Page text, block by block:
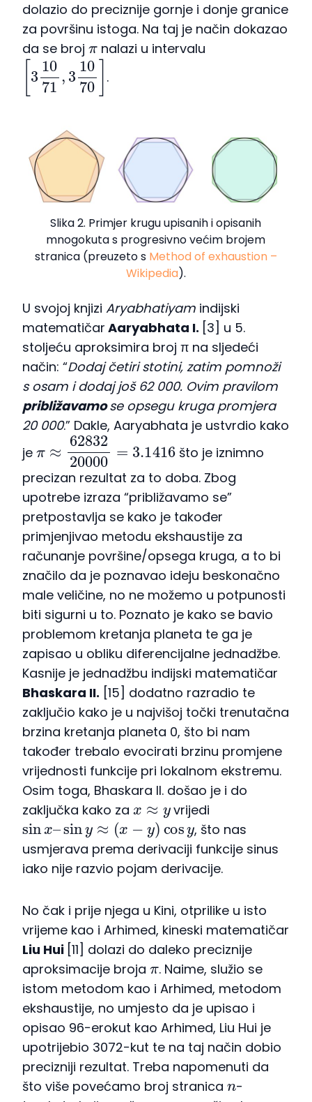
dolazio do preciznije gornje i donje granice
za površinu istoga. Na taj je način dokazao
da se broj
π
nalazi u intervalu
[3 1071 3 1070
.
Slika 2. Primjer krugu upisanih i opisanih
mnogokuta s progresivno većim brojem
stranica (preuzeto s Method of exhaustion –
Wikipedia).
U svojoj knjizi Aryabhatiyam indijski
matematičar Aaryabhata I. [3] u 5.
stoljeću aproksimira broj π na sljedeći
način: “Dodaj četiri stotini, zatim pomnoži
s osam i dodaj još 62 000. Ovim pravilom
približavamose opsegu kruga promjera
20 000.” Dakle, Aaryabhata je ustvrdio kako
je
6283220000 = 3.1416
što je iznimno
precizan rezultat za to doba. Zbog
upotrebe izraza “približavamo se”
pretpostavlja se kako je također
primjenjivao metodu ekshaustije za
računanje površine/opsega kruga, a to bi
značilo da je poznavao ideju beskonačno
male veličine, no ne možemo u potpunosti
biti sigurni u to. Poznato je kako se bavio
problemom kretanja planeta te ga je
zapisao u obliku diferencijalne jednadžbe.
Kasnije je jednadžbu indijski matematičar
Bhaskara II. [15] dodatno razradio te
zaključio kako je u najvišoj točki trenutačna
brzina kretanja planeta 0, što bi nam
također trebalo evocirati brzinu promjene
vrijednosti funkcije pri lokalnom ekstremu.
Osim toga, Bhaskara II. došao je i do
zaključka kako za
x≈y
vrijedi
sinx–siny≈(x−y)cosy
, što nas
usmjerava prema derivaciji funkcije sinus
iako nije razvio pojam derivacije.
No čak i prije njega u Kini, otprilike u isto
vrijeme kao i Arhimed, kineski matematičar
Liu Hui [11] dolazi do daleko preciznije
aproksimacije broja
π
. Naime, služio se
istom metodom kao i Arhimed, metodom
ekshaustije, no umjesto da je upisao i
opisao 96−erokut kao Arhimed, Liu Hui je
upotrijebio 3072−kut te na taj način dobio
precizniji rezultat. Treba napomenuti da
što više povećamo broj stranica
n
-